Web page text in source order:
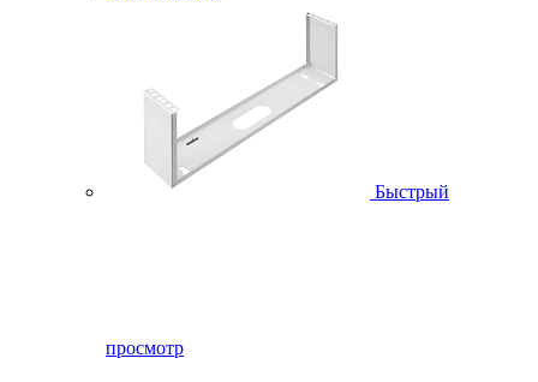
Быстрый
просмотр